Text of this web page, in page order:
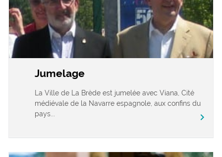
Jumelage
La Ville de La Brède est jumelée avec Viana, Cité
médiévale de la Navarre espagnole, aux confins du
pays...
chevron_right